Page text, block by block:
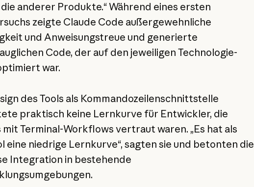
anderer Produkte.“ Während eines ersten
zeigte Claude Code außergewehnliche
und Anweisungstreue und generierte
Code, der auf den jeweiligen Technologie-
war.
des Tools als Kommandozeilenschnittstelle
praktisch keine Lernkurve für Entwickler, die
Terminal-Workflows vertraut waren. „Es hat als
eine niedrige Lernkurve“, sagten sie und betonten die
Integration in bestehende